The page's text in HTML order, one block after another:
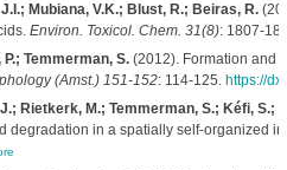
Mubiana, V.K.; Blust, R.; Beiras, R.
Environ. Toxicol. Chem. 31(8): 1807-
Temmerman, S.(2012). Formation and
(Amst.) 151-152: 114-125. https://
Rietkerk, M.; Temmerman, S.; Kéfi, S.;
degradation in a spatially self-organized